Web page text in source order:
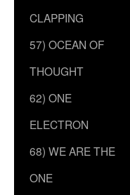
CLAPPING
57) OCEAN OF
THOUGHT
62) ONE
ELECTRON
68) WE ARE THE
ONE